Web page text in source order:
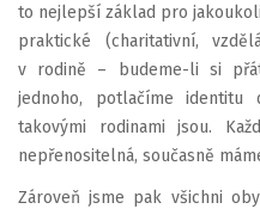
to nejlepší základ pro
praktické (charitativní,
v rodině – budeme-li si
jednoho, potlačíme
takovými rodinami jsou.
nepřenositelná, současně
Zároveň jsme pak všichni